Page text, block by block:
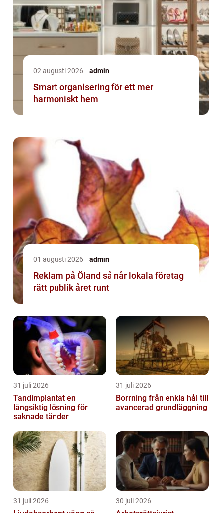
02 augusti 2026 admin
Smart organisering för ett mer
harmoniskt hem
01 augusti 2026 admin
Reklam på Öland så når lokala företag
rätt publik året runt
31 juli 2026
Tandimplantat en
långsiktig lösning för
saknade tänder
31 juli 2026
Borrning från enkla hål till
avancerad grundläggning
31 juli 2026 30 juli 2026